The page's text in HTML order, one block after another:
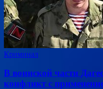
Криминал
В воинской части
конфликт с